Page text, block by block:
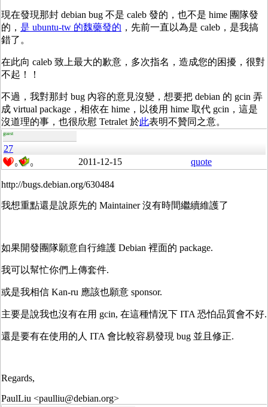
現在發現那封 debian bug 不是 caleb 發的，也不是 hime 團隊發
的， 是 ubuntu-tw 的魏藥發的 ，先前一直以為是 caleb，是我搞
錯了。
在此向 caleb 致上最大的歉意，多次指名，造成您的困擾，很對
不起！！
不過，我對那封 bug 內容的意見沒變，想要把 debian 的 gcin 弄
成 virtual package，相依在 hime，以後用 hime 取代 gcin，這是
沒道理的事，也很欣慰 Tetralet 於此表明不贊同之意。
guest
27
0 0 2011-12-15 quote
http://bugs.debian.org/630484
我想重點還是說原先的 Maintainer 沒有時間繼續維護了
如果開發團隊願意自行維護 Debian 裡面的 package.
我可以幫忙你們上傳套件.
或是我相信 Kan-ru 應該也願意 sponsor.
主要是說我也沒有在用 gcin, 在這種情況下 ITA 恐怕品質會不好.
還是要有在使用的人 ITA 會比較容易發現 bug 並且修正.
Regards,
PaulLiu <paulliu@debian.org>